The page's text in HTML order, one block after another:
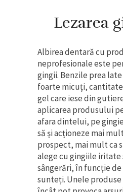
Lezarea
Albirea dentară cu
neprofesionale este
gingii. Benzile prea
foarte micuți,
gel care iese din
aplicarea produsului
afara dintelui, pe
să și acționeze mai
prospect, mai mult ca
alege cu gingiile iritate
sângerări, în funcție
sunteți. Unele